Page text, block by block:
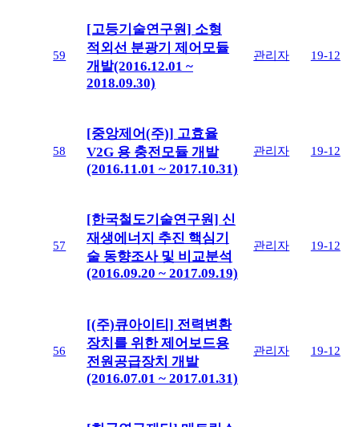
59
[고등기술연구원] 소형
적외선 분광기 제어모듈
개발(2016.12.01 ~
2018.09.30)
관리자 19-12
58
[중앙제어(주)] 고효율
V2G 용 충전모듈 개발
(2016.11.01 ~ 2017.10.31)
관리자 19-12
57
[한국철도기술연구원] 신
재생에너지 추진 핵심기
술 동향조사 및 비교분석
(2016.09.20 ~ 2017.09.19)
관리자 19-12
56
[(주)큐아이티] 전력변환
장치를 위한 제어보드용
전원공급장치 개발
(2016.07.01 ~ 2017.01.31)
관리자 19-12